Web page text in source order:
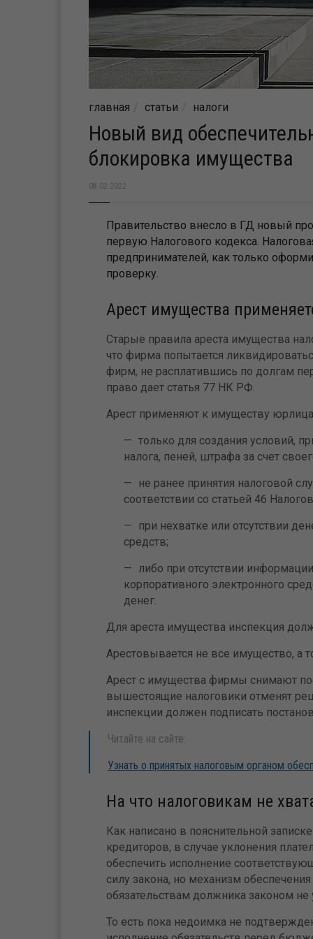
главная статьи налоги
Новый вид
блокировка имущества
08.02.2022
Правительство внесло в ГД новый
первую Налогового кодекса.
предпринимателей, как только
проверку.
Арест имущества
Старые правила ареста имущества
что фирма попытается
фирм, не расплатившись по долгам
право дает статья 77 НК РФ.
Арест применяют к имуществу
только для создания условий,
налога, пеней, штрафа за счет
не ранее принятия налоговой
соответствии со статьей 46
при нехватке или отсутствии
средств;
либо при отсутствии
корпоративного электронного
денег.
Для ареста имущества инспекция
Арестовывается не все имущество, а
Арест с имущества фирмы снимают
вышестоящие налоговики отменят
инспекции должен подписать
Читайте на сайте:
Узнать о принятых налоговым органом
На что налоговикам не
Как написано в пояснительной
кредиторов, в случае уклонения
обеспечить исполнение
силу закона, но механизм
обязательствам должника законом не
То есть пока недоимка не